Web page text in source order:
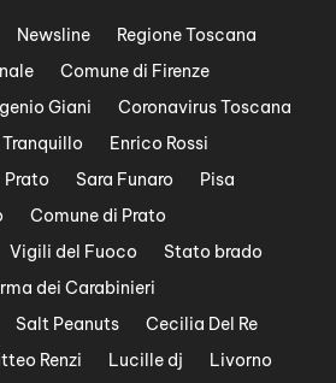
Newsline
Regione Toscana
Comune di Firenze
Giani
Coronavirus Toscana
Enrico Rossi
Prato Sara Funaro
Pisa
Comune di Prato
Vigili del Fuoco
Stato brado
dei Carabinieri
Salt Peanuts
Cecilia Del Re
Renzi Lucille dj
Livorno